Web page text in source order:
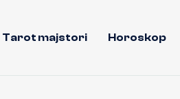
Tarot majstori Horoskop